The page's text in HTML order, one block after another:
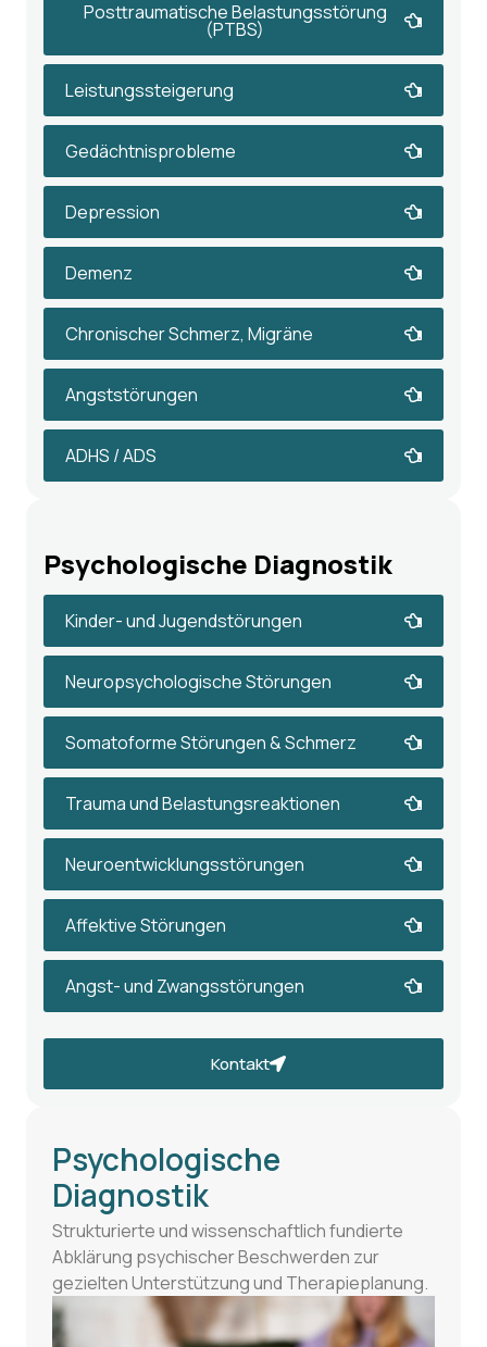
Posttraumatische Belastungsstörung
(PTBS)
Leistungssteigerung
Gedächtnisprobleme
Depression
Demenz
Chronischer Schmerz, Migräne
Angststörungen
ADHS / ADS
Psychologische Diagnostik
Kinder- und Jugendstörungen
Neuropsychologische Störungen
Somatoforme Störungen & Schmerz
Trauma und Belastungsreaktionen
Neuroentwicklungsstörungen
Affektive Störungen
Angst- und Zwangsstörungen
Kontakt
Psychologische
Diagnostik
Strukturierte und wissenschaftlich fundierte
Abklärung psychischer Beschwerden zur
gezielten Unterstützung und Therapieplanung.